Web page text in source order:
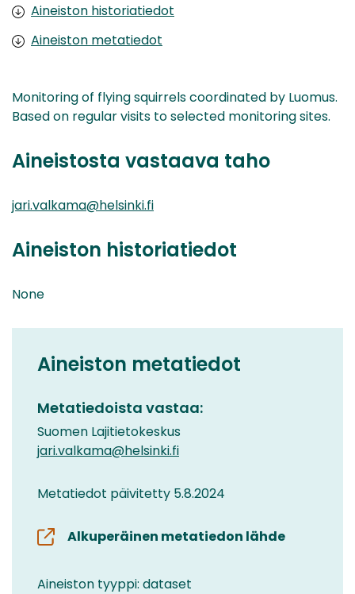
Aineiston historiatiedot
Aineiston metatiedot
Monitoring of flying squirrels coordinated by Luomus.
Based on regular visits to selected monitoring sites.
Aineistosta vastaava taho
jari.valkama@helsinki.fi
Aineiston historiatiedot
None
Aineiston metatiedot
Metatiedoista vastaa:
Suomen Lajitietokeskus
jari.valkama@helsinki.fi
Metatiedot päivitetty 5.8.2024
Alkuperäinen metatiedon lähde
Aineiston tyyppi: dataset